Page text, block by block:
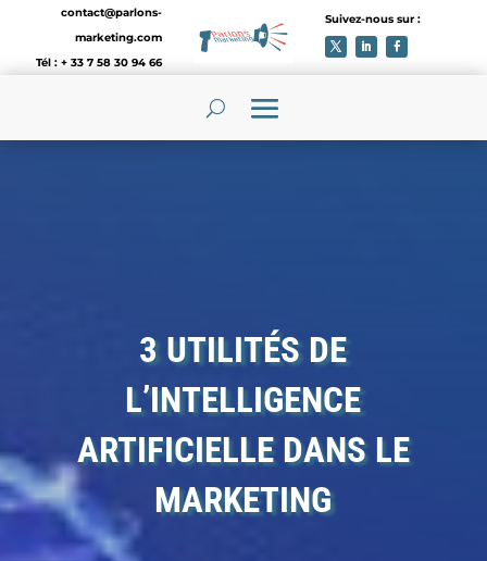
contact@parlons-
marketing.com
Tél : + 33 7 58 30 94 66
Suivez-nous sur :
3 UTILITÉS DE
L’INTELLIGENCE
ARTIFICIELLE DANS LE
MARKETING